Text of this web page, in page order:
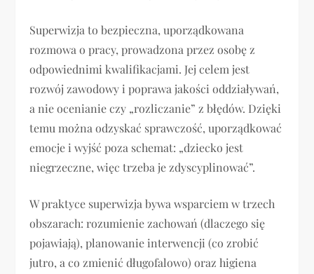
Superwizja to bezpieczna, uporządkowana
rozmowa o pracy, prowadzona przez osobę z
odpowiednimi kwalifikacjami. Jej celem jest
rozwój zawodowy i poprawa jakości oddziaływań,
a nie ocenianie czy „rozliczanie” z błędów. Dzięki
temu można odzyskać sprawczość, uporządkować
emocje i wyjść poza schemat: „dziecko jest
niegrzeczne, więc trzeba je zdyscyplinować”.
W praktyce superwizja bywa wsparciem w trzech
obszarach: rozumienie zachowań (dlaczego się
pojawiają), planowanie interwencji (co zrobić
jutro, a co zmienić długofalowo) oraz higiena